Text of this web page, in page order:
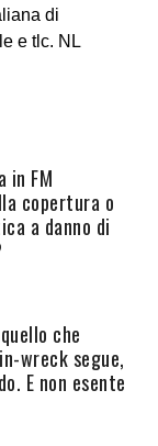
di
e tlc. NL
in FM
copertura o
a danno di
che
wreck segue,
E non esente